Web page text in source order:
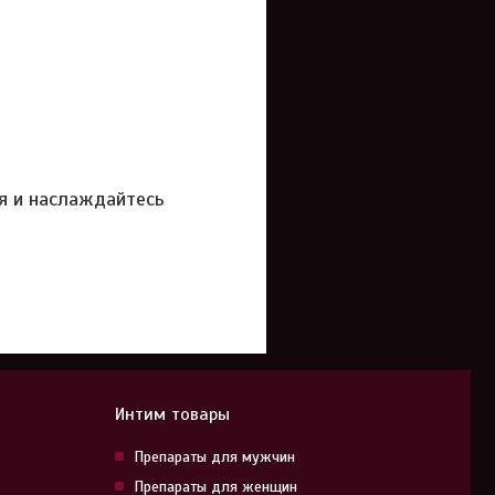
и наслаждайтесь
Интим товары
Препараты для мужчин
Препараты для женщин